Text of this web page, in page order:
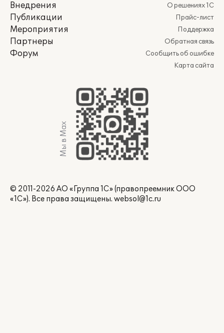
Внедрения
Публикации
Мероприятия
Партнеры
Форум
О решениях 1С
Прайс-лист
Поддержка
Обратная связь
Сообщить об ошибке
Карта сайта
Мы в Max
© 2011-2026 АО «Группа 1С» (правопреемник ООО
«1С»). Все права защищены. websol@1c.ru